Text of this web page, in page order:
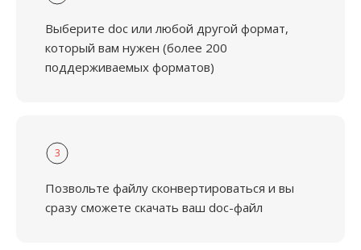
Выберите doc или любой другой формат,
который вам нужен (более 200
поддерживаемых форматов)
3
Позвольте файлу сконвертироваться и вы
сразу сможете скачать ваш doc-файл